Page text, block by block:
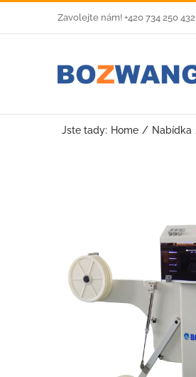
to
Zavolejte nám! +420 734 250 432
Jste tady: Home Nabídka